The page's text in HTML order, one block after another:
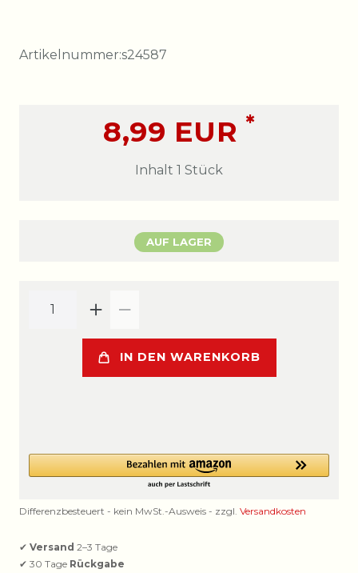
Artikelnummer:s24587
8,99 EUR *
Inhalt 1 Stück
AUF LAGER
IN DEN WARENKORB
Differenzbesteuert - kein MwSt.-Ausweis - zzgl. Versandkosten
✔ Versand 2–3 Tage
✔ 30 Tage Rückgabe